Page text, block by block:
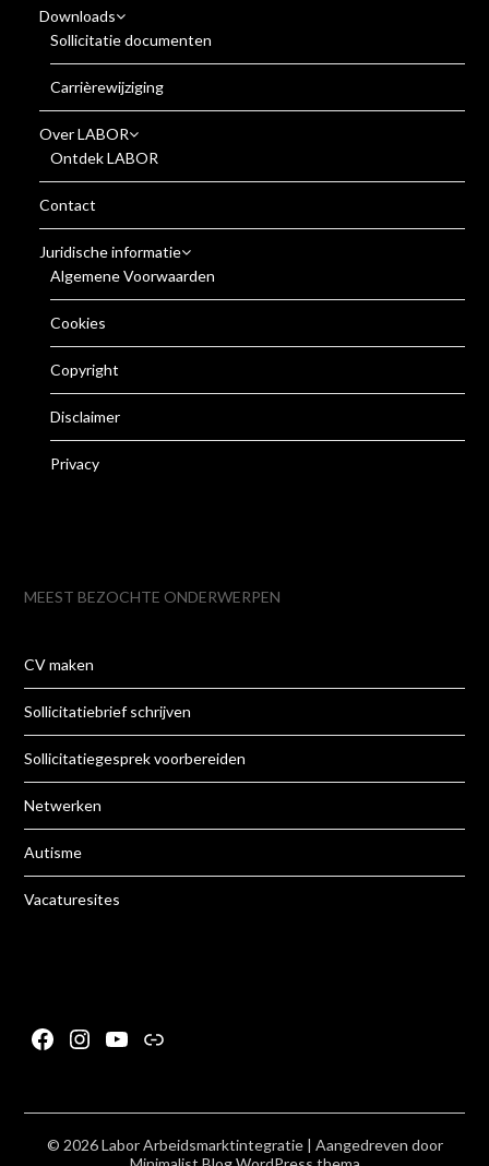
Downloads
Sollicitatie documenten
Carrièrewijziging
Over LABOR
Ontdek LABOR
Contact
Juridische informatie
Algemene Voorwaarden
Cookies
Copyright
Disclaimer
Privacy
MEEST BEZOCHTE ONDERWERPEN
CV maken
Sollicitatiebrief schrijven
Sollicitatiegesprek voorbereiden
Netwerken
Autisme
Vacaturesites
Facebook
Instagram
YouTube
Link
© 2026 Labor Arbeidsmarktintegratie | Aangedreven door